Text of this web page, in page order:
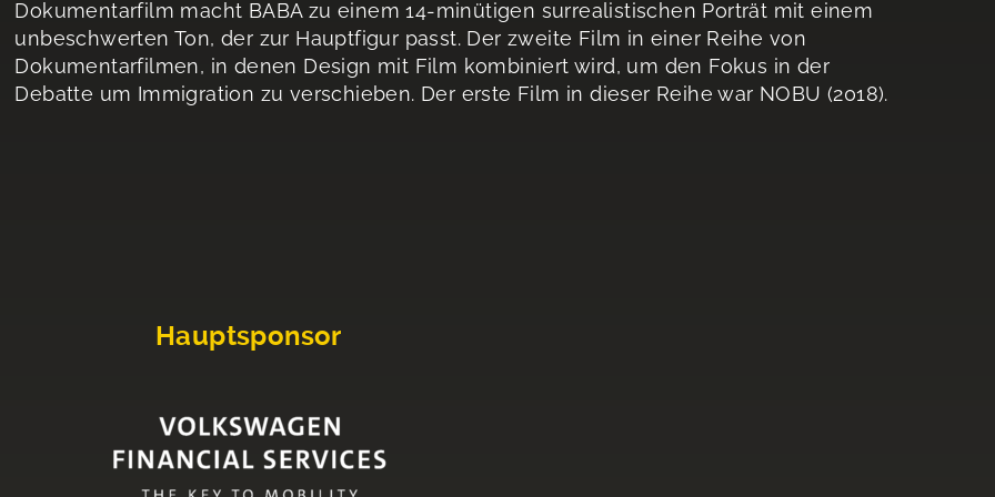
Dokumentarfilm macht BABA zu einem 14-minütigen surrealistischen Porträt mit einem
unbeschwerten Ton, der zur Hauptfigur passt. Der zweite Film in einer Reihe von
Dokumentarfilmen, in denen Design mit Film kombiniert wird, um den Fokus in der
Debatte um Immigration zu verschieben. Der erste Film in dieser Reihe war NOBU (2018).
Hauptsponsor